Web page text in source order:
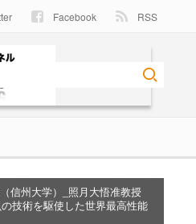
Facebook RSS
信州大学）_照月大悟准教授
技術を駆使した世界最高性能